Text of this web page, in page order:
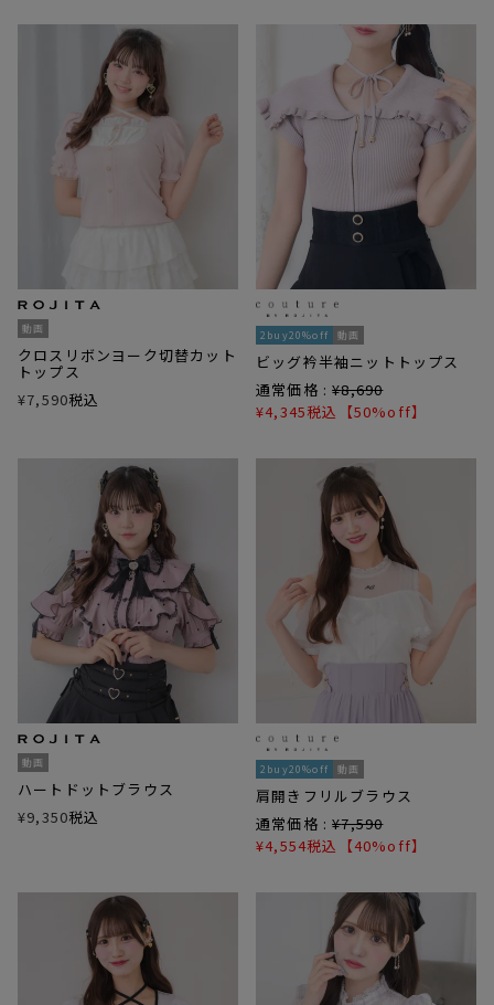
動画
クロスリボンヨーク切替カット
トップス
¥7,590税込
2buy20%off 動画
ビッグ衿半袖ニットトップス
通常価格 : ¥8,690
¥4,345税込 【50%off】
動画
ハートドットブラウス
¥9,350税込
2buy20%off 動画
肩開きフリルブラウス
通常価格 : ¥7,590
¥4,554税込 【40%off】